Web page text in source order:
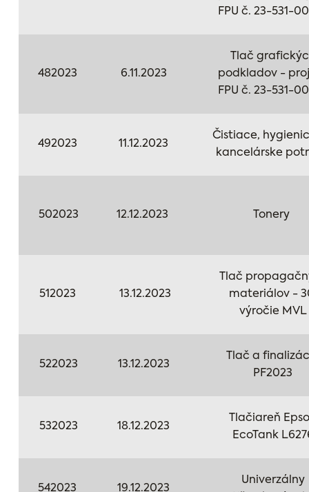
FPU č. 23-531-
482023 6.11.2023
Tlač
podkladov -
FPU č. 23-531-
492023 11.12.2023
Čistiace,
kancelárske
502023 12.12.2023 Tonery
512023 13.12.2023
Tlač
materiálov -
výročie MVL
522023 13.12.2023
Tlač a
PF2023
532023 18.12.2023
Tlačiareň
EcoTank
542023 19.12.2023
Univerzálny